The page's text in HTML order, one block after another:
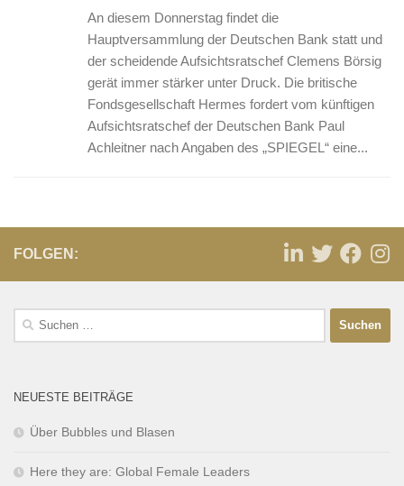
An diesem Donnerstag findet die
Hauptversammlung der Deutschen Bank statt und
der scheidende Aufsichtsratschef Clemens Börsig
gerät immer stärker unter Druck. Die britische
Fondsgesellschaft Hermes fordert vom künftigen
Aufsichtsratschef der Deutschen Bank Paul
Achleitner nach Angaben des „SPIEGEL“ eine...
FOLGEN:
NEUESTE BEITRÄGE
Über Bubbles und Blasen
Here they are: Global Female Leaders